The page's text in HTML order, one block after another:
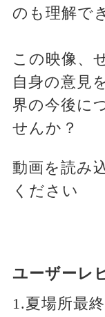
のも理解で
この映像、
自身の意見
界の今後に
せんか？
動画を読み
ください
ユーザーレ
1.夏場所最